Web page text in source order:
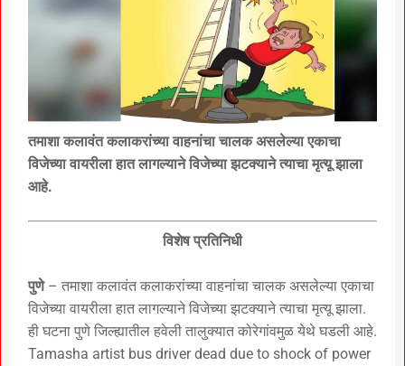
तमाशा कलावंत कलाकरांच्या वाहनांचा चालक असलेल्या एकाचा
विजेच्या वायरीला हात लागल्याने विजेच्या झटक्याने त्याचा मृत्यू झाला
आहे.
विशेष प्रतिनिधी
पुणे– तमाशा कलावंत कलाकरांच्या वाहनांचा चालक असलेल्या एकाचा
विजेच्या वायरीला हात लागल्याने विजेच्या झटक्याने त्याचा मृत्यू झाला.
ही घटना पुणे जिल्ह्यातील हवेली तालुक्यात कोरेगांवमुळ येथे घडली आहे.
Tamasha artist bus driver dead due to shock of power